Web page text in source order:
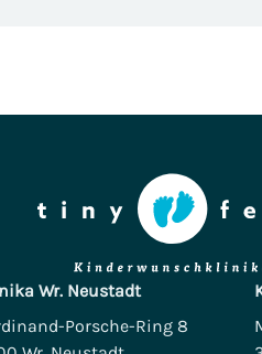
Wr. Neustadt
Porsche-Ring 8